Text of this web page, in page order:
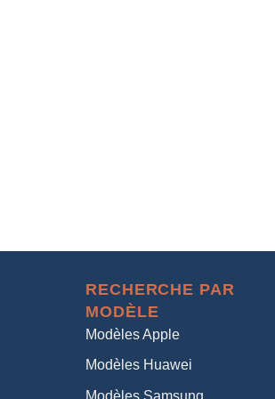
RECHERCHE PAR
MODÈLE
Modèles Apple
Modèles Huawei
Modèles Samsung